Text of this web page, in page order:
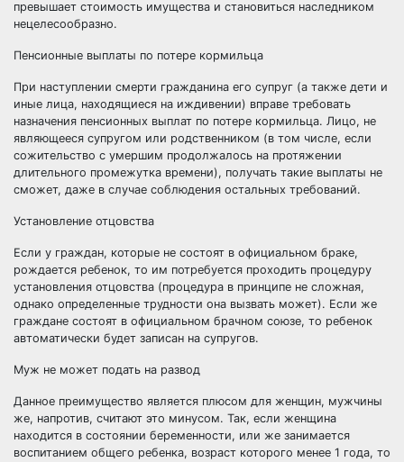
превышает стоимость имущества и становиться наследником
нецелесообразно.
Пенсионные выплаты по потере кормильца
При наступлении смерти гражданина его супруг (а также дети и
иные лица, находящиеся на иждивении) вправе требовать
назначения пенсионных выплат по потере кормильца. Лицо, не
являющееся супругом или родственником (в том числе, если
сожительство с умершим продолжалось на протяжении
длительного промежутка времени), получать такие выплаты не
сможет, даже в случае соблюдения остальных требований.
Установление отцовства
Если у граждан, которые не состоят в официальном браке,
рождается ребенок, то им потребуется проходить процедуру
установления отцовства (процедура в принципе не сложная,
однако определенные трудности она вызвать может). Если же
граждане состоят в официальном брачном союзе, то ребенок
автоматически будет записан на супругов.
Муж не может подать на развод
Данное преимущество является плюсом для женщин, мужчины
же, напротив, считают это минусом. Так, если женщина
находится в состоянии беременности, или же занимается
воспитанием общего ребенка, возраст которого менее 1 года, то